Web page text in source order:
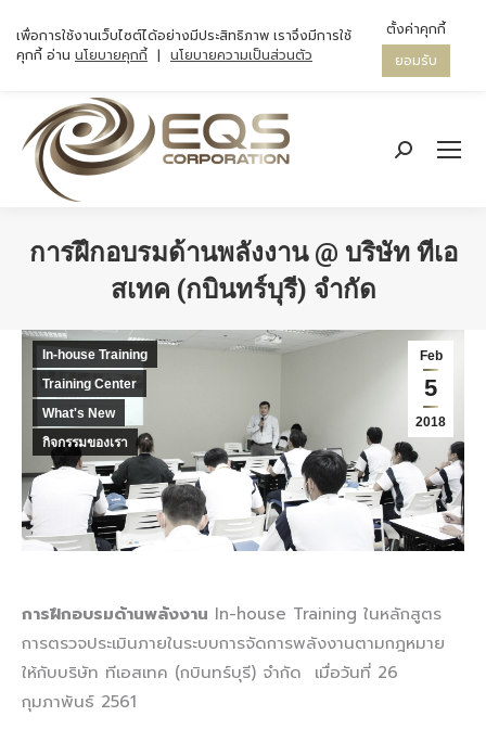
Search:
การฝึกอบรมด้านพลังงาน @ บริษัท ทีเอ
สเทค (กบินทร์บุรี) จำกัด
Feb
5
2018
In-house Training
Training Center
What's New
กิจกรรมของเรา
การฝึกอบรมด้านพลังงาน In-house Training ในหลักสูตร
การตรวจประเมินภายในระบบการจัดการพลังงานตามกฎหมาย
ให้กับบริษัท ทีเอสเทค (กบินทร์บุรี) จำกัด เมื่อวันที่ 26
กุมภาพันธ์ 2561
เพื่อการใช้งานเว็บไซต์ได้อย่างมีประสิทธิภาพ เราจึงมีการใช้
คุกกี้ อ่าน นโยบายคุกกี้ | นโยบายความเป็นส่วนตัว
ตั้งค่าคุกกี้
ยอมรับ